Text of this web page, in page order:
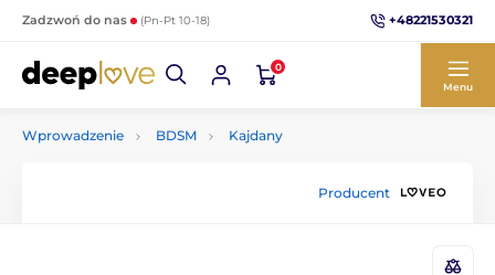
Zadzwoń do nas (Pn-Pt 10-18) +48221530321
0
Menu
Wprowadzenie BDSM Kajdany
Producent